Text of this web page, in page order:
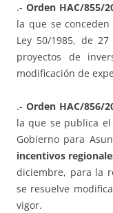
.-Orden HAC/855/
la que se conceden
Ley 50/1985, de
proyectos de
modificación de
.-Orden HAC/856/
la que se publica
Gobierno para
incentivos
diciembre, para la
se resuelve
vigor.